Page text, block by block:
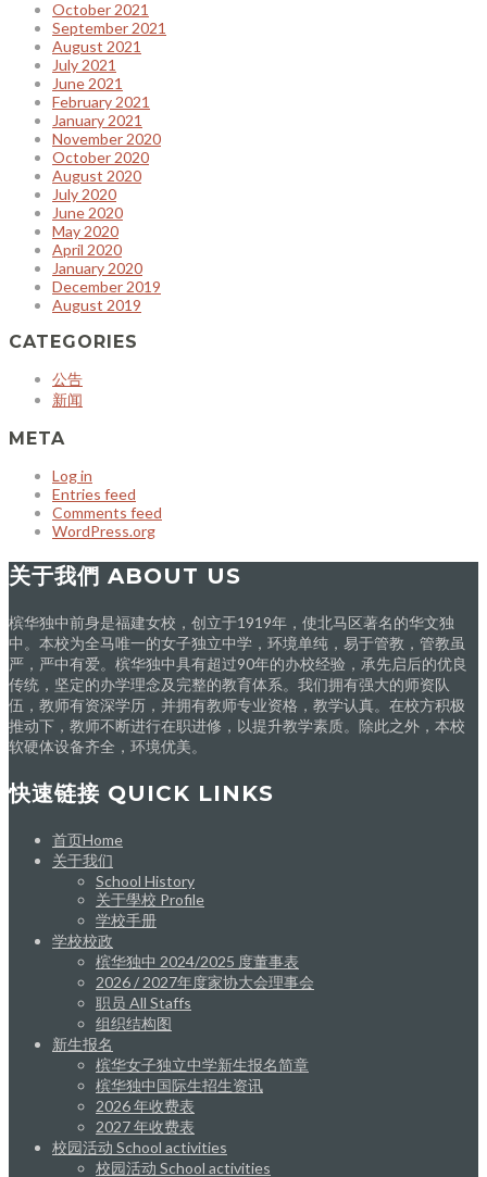
October 2021
September 2021
August 2021
July 2021
June 2021
February 2021
January 2021
November 2020
October 2020
August 2020
July 2020
June 2020
May 2020
April 2020
January 2020
December 2019
August 2019
CATEGORIES
公告
新闻
META
Log in
Entries feed
Comments feed
WordPress.org
关于我們 ABOUT US
槟华独中前身是福建女校，创立于1919年，使北马区著名的华文独
中。本校为全马唯一的女子独立中学，环境单纯，易于管教，管教虽
严，严中有爱。槟华独中具有超过90年的办校经验，承先启后的优良
传统，坚定的办学理念及完整的教育体系。我们拥有强大的师资队
伍，教师有资深学历，并拥有教师专业资格，教学认真。在校方积极
推动下，教师不断进行在职进修，以提升教学素质。除此之外，本校
软硬体设备齐全，环境优美。
快速链接 QUICK LINKS
首页Home
关于我们
School History
关于學校 Profile
学校手册
学校校政
槟华独中 2024/2025 度董事表
2026 / 2027年度家协大会理事会
职员 All Staffs
组织结构图
新生报名
槟华女子独立中学新生报名简章
槟华独中国际生招生资讯
2026 年收费表
2027 年收费表
校园活动 School activities
校园活动 School activities